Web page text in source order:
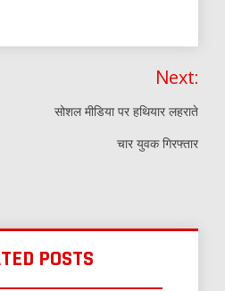
Next:
सोशल मीडिया पर हथियार लहराते
चार युवक गिरफ्तार
POSTS